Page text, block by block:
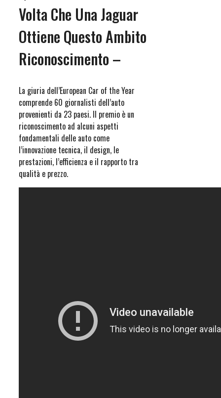
Volta Che Una Jaguar
Ottiene Questo Ambito
Riconoscimento –
La giuria dell’European Car of the Year
comprende 60 giornalisti dell’auto
provenienti da 23 paesi. Il premio è un
riconoscimento ad alcuni aspetti
fondamentali delle auto come
l’innovazione tecnica, il design, le
prestazioni, l’efficienza e il rapporto tra
qualità e prezzo.